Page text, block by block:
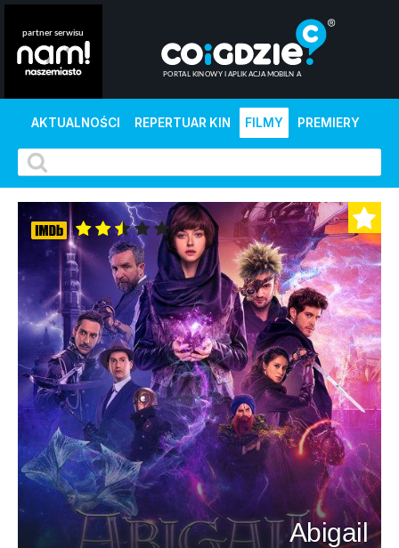
AKTUALNOŚCI REPERTUAR KIN FILMY PREMIERY
Abigail